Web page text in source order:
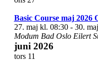
Basic Course maj 2026
27. maj kl. 08:30- 30.
Modum Bad Oslo Eilert
juni 2026
tors 11